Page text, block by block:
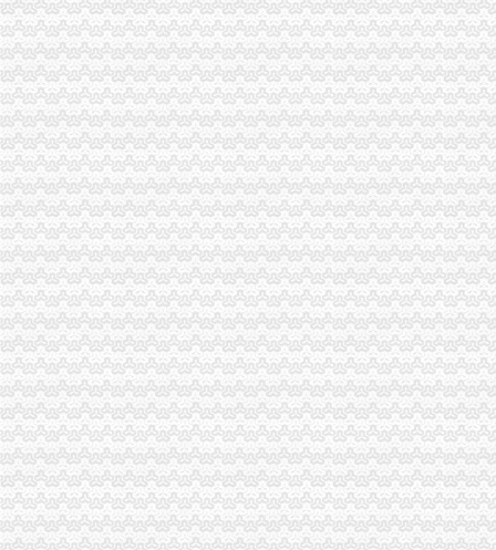
【事务所专业代账公司,优质服务让您满意_审计代账】-审计-盐城赶集
昆山代账公司,昆山代账,昆山代理记账,昆山代理做账,花桥代
芜湖财务代账公司找安诚代账会计张维欢为您代办新公司执照-安徽芜
沈代账会计_代办营业执照注册_沈代账公司_沈瑞亚会计服务有
【南京代账公司】-代理记帐-南京赶集网
沈代帐公司、沈代帐会计、沈代账公司、沈代账会计【今日推
渝中区重庆天地
重庆渝中区的重庆天地除了琳琅,还有哪些地方可以接办宴？_搜
重庆市渝中区人民
请问渝中区重庆天地这附近有什么送外卖的啊急求_重庆吧_百度贴吧
渝中区重庆天地精装两房绝版户型限量团购热销,重庆天地二手房,
投诉渝中区重庆天地雍江艺庭小区物管_重庆市公开信箱
渝中：免费上网区域扩展到大坪和重庆天地——人民网·重庆视窗—
渝中区重庆天地雍江翠璟楼层低带车位出售欢迎实地看房,重庆渝中
重庆时尚购物-重庆渝中区重庆天地店铺-重庆天地店铺简介及重庆天地
渝中区华龙桥重庆天地分析.ppt
渝中区重庆天地,佳黄金地段商铺开.抢,重庆渝中李子坝重庆天地商
两路口代账公司
【庐区三孝口专业注册公司代账报税欢迎来电咨询丁莉免费申请一
蜀山区黄岳路口附近注册公司代账报税找江秀秀低价注册-合肥58同城
仁和会计司门口工商代理0司门口公司注册0司门口代账-湖北武汉会计
【吉安二手物品交易_吉安二手交易网_江西吉安二手交易市场】-【7】
滨湖河埒口代账报税提供挂靠地址注册公司财税咨询-无锡58同城
专业代账税务代理公司注册电子口岸-青青岛社区